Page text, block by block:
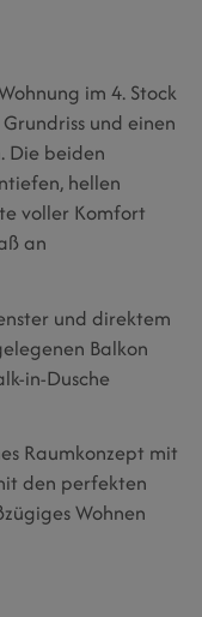
im 4. Stock
und einen
Die beiden
hellen
voller Komfort
an
und direktem
Balkon
in-Dusche
Raumkonzept mit
den perfekten
Wohnen